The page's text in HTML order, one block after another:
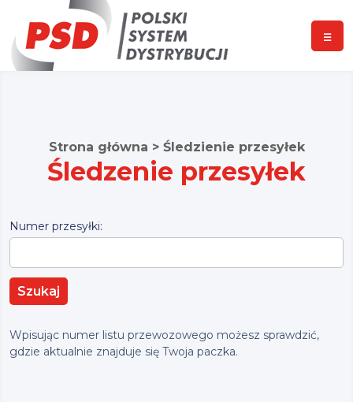
☰
Strona główna > Śledzienie przesyłek
Śledzenie przesyłek
Numer przesyłki:
Wpisując numer listu przewozowego możesz sprawdzić,
gdzie aktualnie znajduje się Twoja paczka.